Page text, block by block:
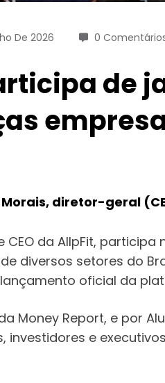
De 2026 0
de
diretor-geral
da AllpFit,
diversos setores do
oficial da
Money Report, e por
investidores e